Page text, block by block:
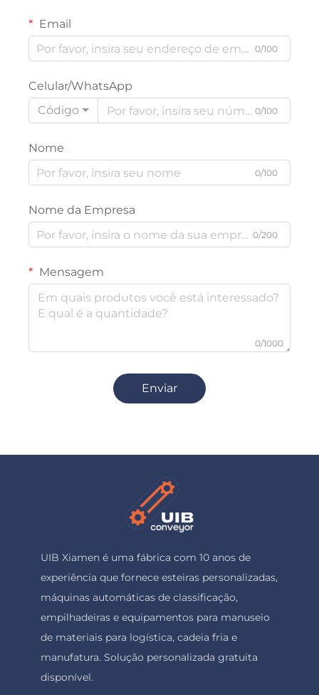
Email
0/100
Celular/WhatsApp
Código
0/100
Nome
0/100
Nome da Empresa
0/200
Mensagem
0/1000
Enviar
UIB Xiamen é uma fábrica com 10 anos de
experiência que fornece esteiras personalizadas,
máquinas automáticas de classificação,
empilhadeiras e equipamentos para manuseio
de materiais para logística, cadeia fria e
manufatura. Solução personalizada gratuita
disponível.